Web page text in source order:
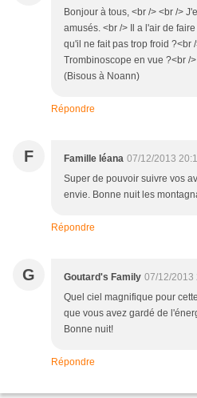
Bonjour à tous, <br /> <br />
amusés. <br /> Il a l'air de
qu'il ne fait pas trop froid ?<br
Trombinoscope en vue ?<br /
(Bisous à Noann)
Répondre
F Famille léana 07/12/2013
Super de pouvoir suivre vos
envie. Bonne nuit les
Répondre
G Goutard's Family 07/12/2013
Quel ciel magnifique pour
que vous avez gardé de
Bonne nuit!
Répondre